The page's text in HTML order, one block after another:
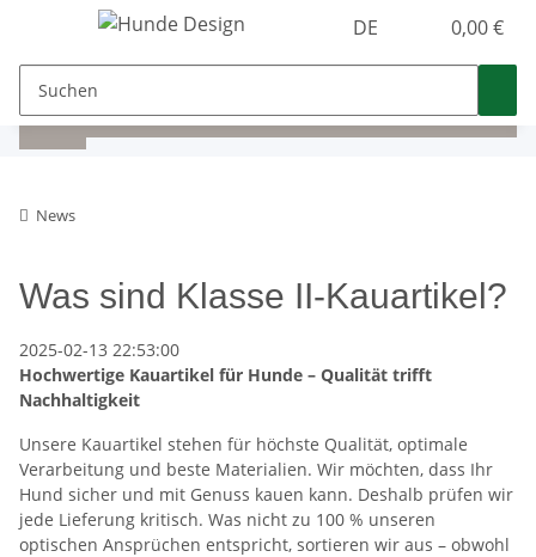
DE 0,00 €
News
Was sind Klasse II-Kauartikel?
2025-02-13 22:53:00
Hochwertige Kauartikel für Hunde – Qualität trifft
Nachhaltigkeit
Unsere Kauartikel stehen für höchste Qualität, optimale
Verarbeitung und beste Materialien. Wir möchten, dass Ihr
Hund sicher und mit Genuss kauen kann. Deshalb prüfen wir
jede Lieferung kritisch. Was nicht zu 100 % unseren
optischen Ansprüchen entspricht, sortieren wir aus – obwohl